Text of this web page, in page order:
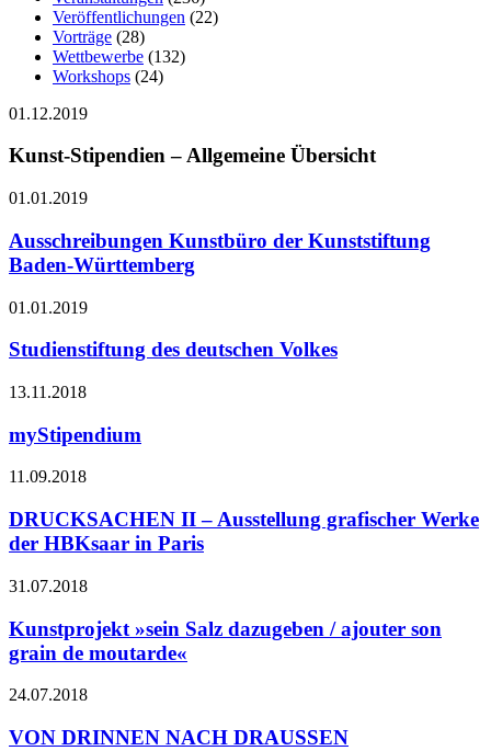
Veröffentlichungen (22)
Vorträge (28)
Wettbewerbe (132)
Workshops (24)
01.12.2019
Kunst-Stipendien – Allgemeine Übersicht
01.01.2019
Ausschreibungen Kunstbüro der Kunststiftung
Baden-Württemberg
01.01.2019
Studienstiftung des deutschen Volkes
13.11.2018
myStipendium
11.09.2018
DRUCKSACHEN II – Ausstellung grafischer Werke
der HBKsaar in Paris
31.07.2018
Kunstprojekt »sein Salz dazugeben / ajouter son
grain de moutarde«
24.07.2018
VON DRINNEN NACH DRAUSSEN